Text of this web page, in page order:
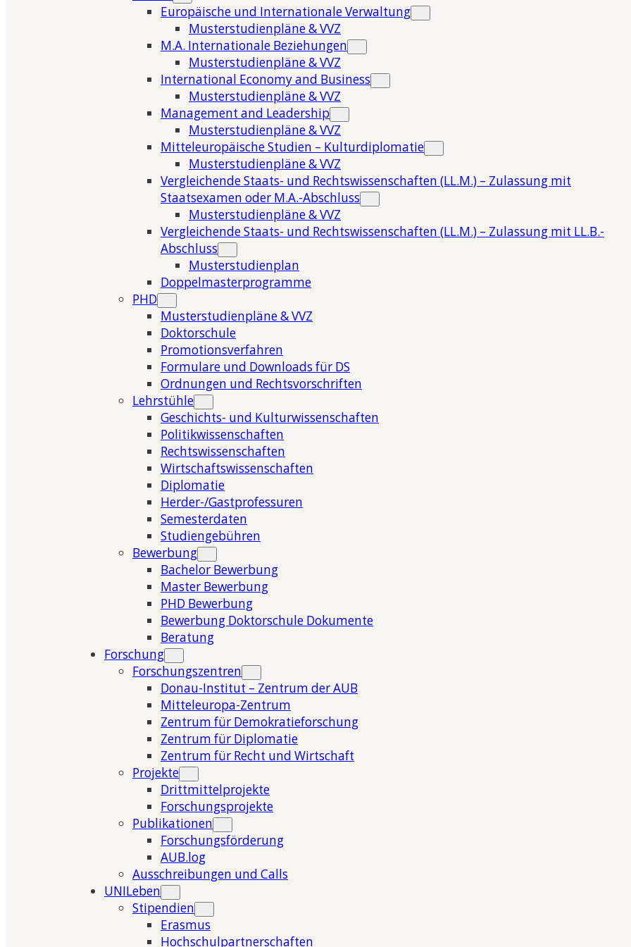
Europäische und Internationale Verwaltung
Musterstudienpläne & VVZ
M.A. Internationale Beziehungen
Musterstudienpläne & VVZ
International Economy and Business
Musterstudienpläne & VVZ
Management and Leadership
Musterstudienpläne & VVZ
Mitteleuropäische Studien – Kulturdiplomatie
Musterstudienpläne & VVZ
Vergleichende Staats- und Rechtswissenschaften (LL.M.) – Zulassung mit
Staatsexamen oder M.A.-Abschluss
Musterstudienpläne & VVZ
Vergleichende Staats- und Rechtswissenschaften (LL.M.) – Zulassung mit LL.B.-
Abschluss
Musterstudienplan
Doppelmasterprogramme
PHD
Musterstudienpläne & VVZ
Doktorschule
Promotionsverfahren
Formulare und Downloads für DS
Ordnungen und Rechtsvorschriften
Lehrstühle
Geschichts- und Kulturwissenschaften
Politikwissenschaften
Rechtswissenschaften
Wirtschaftswissenschaften
Diplomatie
Herder-/Gastprofessuren
Semesterdaten
Studiengebühren
Bewerbung
Bachelor Bewerbung
Master Bewerbung
PHD Bewerbung
Bewerbung Doktorschule Dokumente
Beratung
Forschung
Forschungszentren
Donau-Institut – Zentrum der AUB
Mitteleuropa-Zentrum
Zentrum für Demokratieforschung
Zentrum für Diplomatie
Zentrum für Recht und Wirtschaft
Projekte
Drittmittelprojekte
Forschungsprojekte
Publikationen
Forschungsförderung
AUB.log
Ausschreibungen und Calls
UNILeben
Stipendien
Erasmus
Hochschulpartnerschaften